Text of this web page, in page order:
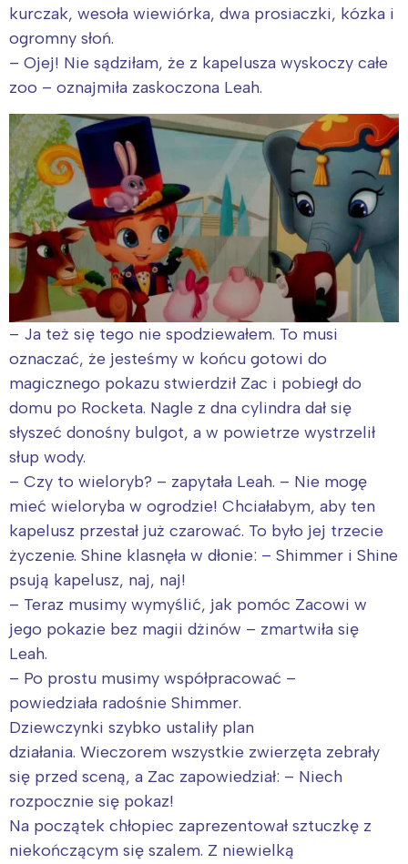
kurczak, wesoła wiewiórka, dwa prosiaczki, kózka i
ogromny słoń.
– Ojej! Nie sądziłam, że z kapelusza wyskoczy całe
zoo – oznajmiła zaskoczona Leah.
– Ja też się tego nie spodziewałem. To musi
oznaczać, że jesteśmy w końcu gotowi do
magicznego pokazu stwierdził Zac i pobiegł do
domu po Rocketa. Nagle z dna cylindra dał się
słyszeć donośny bulgot, a w powietrze wystrzelił
słup wody.
– Czy to wieloryb? – zapytała Leah. – Nie mogę
mieć wieloryba w ogrodzie! Chciałabym, aby ten
kapelusz przestał już czarować. To było jej trzecie
życzenie. Shine klasnęła w dłonie: – Shimmer i Shine
psują kapelusz, naj, naj!
– Teraz musimy wymyślić, jak pomóc Zacowi w
jego pokazie bez magii dżinów – zmartwiła się
Leah.
– Po prostu musimy współpracować –
powiedziała radośnie Shimmer.
Dziewczynki szybko ustaliły plan
działania. Wieczorem wszystkie zwierzęta zebrały
się przed sceną, a Zac zapowiedział: – Niech
rozpocznie się pokaz!
Na początek chłopiec zaprezentował sztuczkę z
niekończącym się szalem. Z niewielką